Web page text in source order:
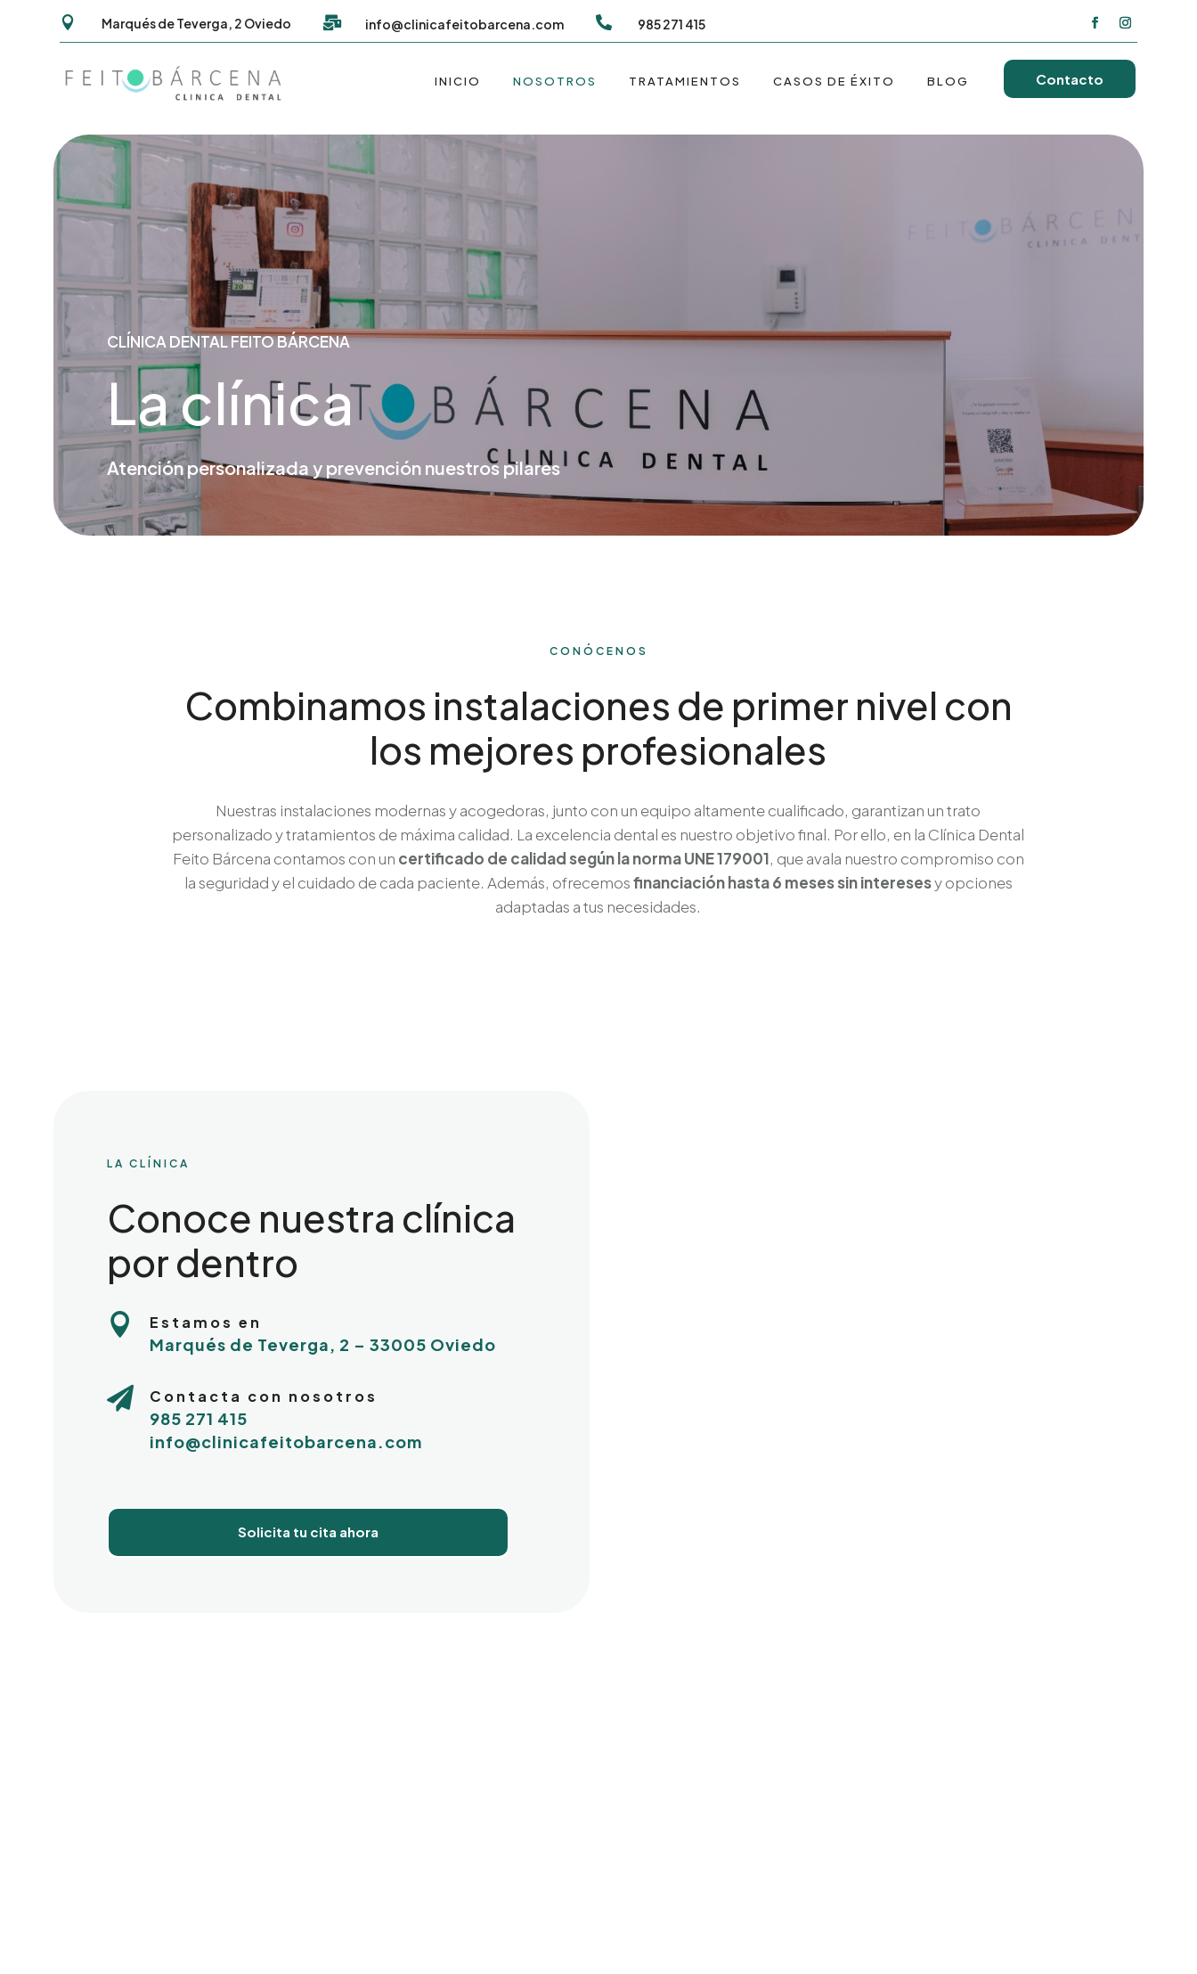
 Marqués de Teverga, 2 Oviedo  info@clinicafeitobarcena.com  985 271 415
INICIO NOSOTROS TRATAMIENTOS CASOS DE ÉXITO BLOG Contacto
CLÍNICA DENTAL FEITO BÁRCENA
La clínica
Atención personalizada y prevención nuestros pilares
CONÓCENOS
Combinamos instalaciones de primer nivel con
los mejores profesionales
Nuestras instalaciones modernas y acogedoras, junto con un equipo altamente cualificado, garantizan un trato
personalizado y tratamientos de máxima calidad. La excelencia dental es nuestro objetivo final. Por ello, en la Clínica Dental
Feito Bárcena contamos con un certificado de calidad según la norma UNE 179001, que avala nuestro compromiso con
la seguridad y el cuidado de cada paciente. Además, ofrecemosfinanciación hasta 6 meses sin interesesy opciones
adaptadas a tus necesidades.
LA CLÍNICA
Conoce nuestra clínica
por dentro
 Estamos en
Marqués de Teverga, 2 – 33005 Oviedo
 Contacta con nosotros
985 271 415
info@clinicafeitobarcena.com
Solicita tu cita ahora